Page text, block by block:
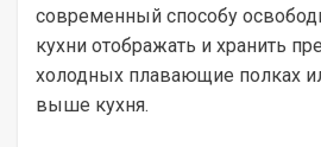
современный способу
кухни отображать и хранить
холодных плавающие полках
выше кухня.